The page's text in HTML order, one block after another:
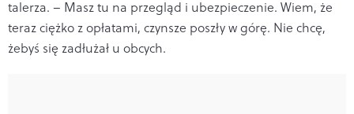
talerza. – Masz tu na przegląd i ubezpieczenie. Wiem, że
teraz ciężko z opłatami, czynsze poszły w górę. Nie chcę,
żebyś się zadłużał u obcych.